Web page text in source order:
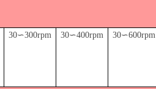
30∽300rpm 30∽400rpm 30∽600rpm